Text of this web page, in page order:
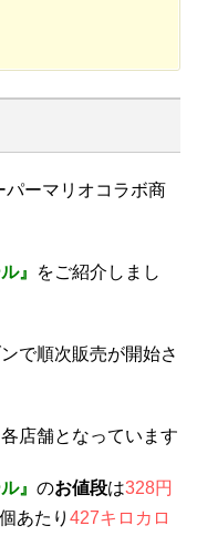
パーマリオコラボ商
』
をご紹介しまし
で順次販売が開始さ
店舗となっています
』 のお値段は328円
あたり 427キロカロ